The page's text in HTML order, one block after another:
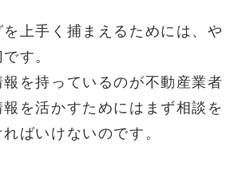
上手く捕まえるためには、や
す。
を持っているのが不動産業者
を活かすためにはまず相談を
ばいけないのです。